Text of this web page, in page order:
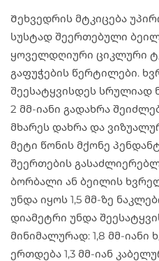
Შეხვედრის მტკიცება
სუსტად შეერთებული
ყოველდღიური ციკლური
გაფუჭების წერტილები.
შეესატყვისდეს სრულიად
2 მმ-იანი გადახრა
მხარეს დახრა და
მეტი წონის მქონე
შეერთების
ბორბალი ან ბეილის
უნდა იყოს 1,5 მმ-ზე
დიამეტრი უნდა
მინიმალურად: 1,8 მმ-
ერთდება 1,3 მმ-იან